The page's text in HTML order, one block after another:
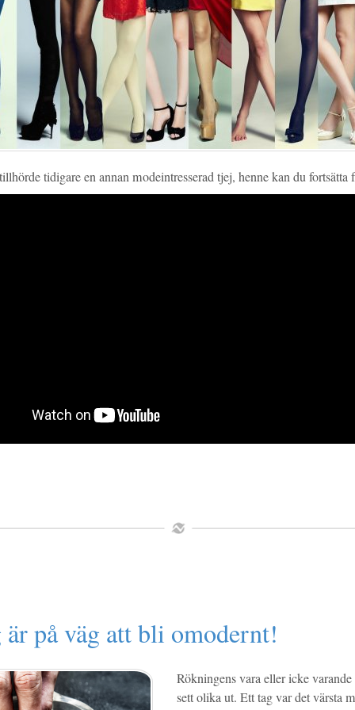
tidigare en annan modeintresserad tjej, henne kan du
på väg att bli omodernt!
Rökningens vara eller icke
sett olika ut. Ett tag var det värsta